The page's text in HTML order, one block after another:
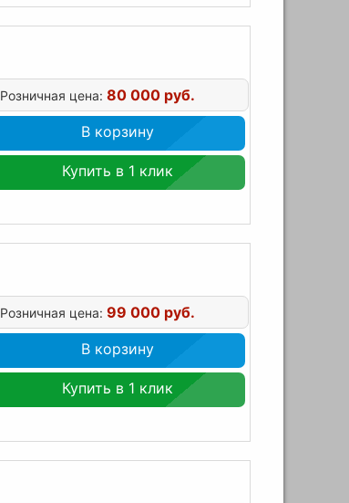
Розничная цена: 80 000 руб.
В корзину
Купить в 1 клик
Розничная цена: 99 000 руб.
В корзину
Купить в 1 клик